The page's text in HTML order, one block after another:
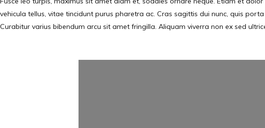
vehicula tellus, vitae tincidunt purus pharetra ac. Cras sagittis dui nunc, quis
Curabitur varius bibendum arcu sit amet fringilla. Aliquam viverra non ex sed